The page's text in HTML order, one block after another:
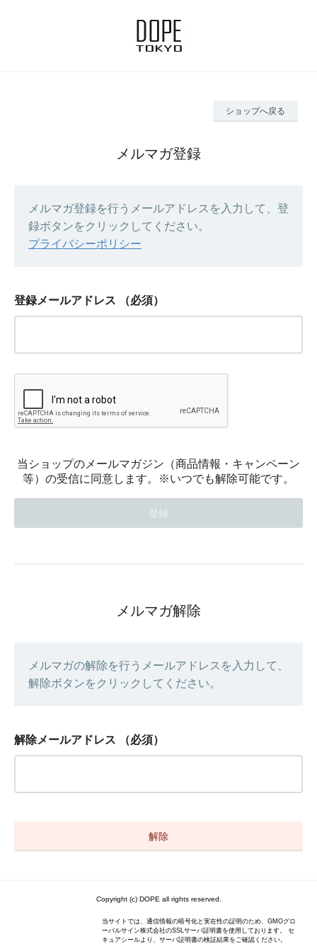
ショップへ戻る
メルマガ登録
メルマガ登録を行うメールアドレスを入力して、登
録ボタンをクリックしてください。
プライバシーポリシー
登録メールアドレス （必須）
当ショップのメールマガジン（商品情報・キャンペーン
等）の受信に同意します。※いつでも解除可能です。
メルマガ解除
メルマガの解除を行うメールアドレスを入力して、
解除ボタンをクリックしてください。
解除メールアドレス （必須）
Copyright (c) DOPE all rights reserved.
当サイトでは、通信情報の暗号化と実在性の証明のため、GMOグロ
ーバルサイン株式会社のSSLサーバ証明書を使用しております。 セ
キュアシールより、サーバ証明書の検証結果をご確認ください。